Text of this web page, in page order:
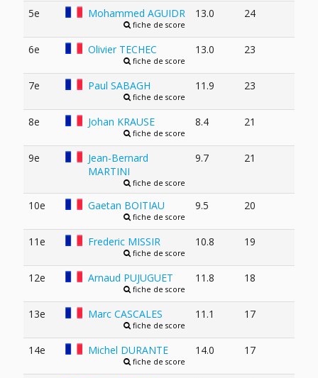
5e Mohammed AGUIDR
fiche de score
13.0 24
6e Olivier TECHEC
fiche de score
13.0 23
7e Paul SABAGH
fiche de score
11.9 23
8e Johan KRAUSE
fiche de score
8.4 21
9e
Jean-Bernard
MARTINI
fiche de score
9.7 21
10e Gaetan BOITIAU
fiche de score
9.5 20
11e Frederic MISSIR
fiche de score
10.8 19
12e Arnaud PUJUGUET
fiche de score
11.8 18
13e Marc CASCALES
fiche de score
11.1 17
14e Michel DURANTE
fiche de score
14.0 17